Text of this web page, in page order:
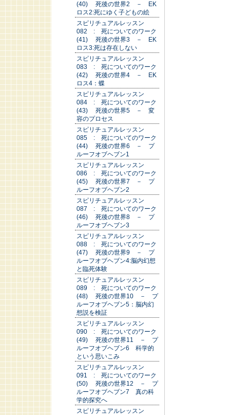
(40) 死後の世界2 － EK
ロス2:死にゆく子どもの絵
スピリチュアルレッスン
082 : 死についてのワーク
(41) 死後の世界3 － EK
ロス3:死は存在しない
スピリチュアルレッスン
083 : 死についてのワーク
(42) 死後の世界4 － EK
ロス4：蝶
スピリチュアルレッスン
084 : 死についてのワーク
(43) 死後の世界5 － 変
容のプロセス
スピリチュアルレッスン
085 : 死についてのワーク
(44) 死後の世界6 － プ
ルーフオブヘブン1
スピリチュアルレッスン
086 : 死についてのワーク
(45) 死後の世界7 － プ
ルーフオブヘブン2
スピリチュアルレッスン
087 : 死についてのワーク
(46) 死後の世界8 － プ
ルーフオブヘブン3
スピリチュアルレッスン
088 : 死についてのワーク
(47) 死後の世界9 － プ
ルーフオブヘブン4:脳内幻想
と臨死体験
スピリチュアルレッスン
089 : 死についてのワーク
(48) 死後の世界10 － プ
ルーフオブヘブン5：脳内幻
想説を検証
スピリチュアルレッスン
090 : 死についてのワーク
(49) 死後の世界11 － プ
ルーフオブヘブン6 科学的
という思いこみ
スピリチュアルレッスン
091 : 死についてのワーク
(50) 死後の世界12 － プ
ルーフオブヘブン7 真の科
学的探究へ
スピリチュアルレッスン